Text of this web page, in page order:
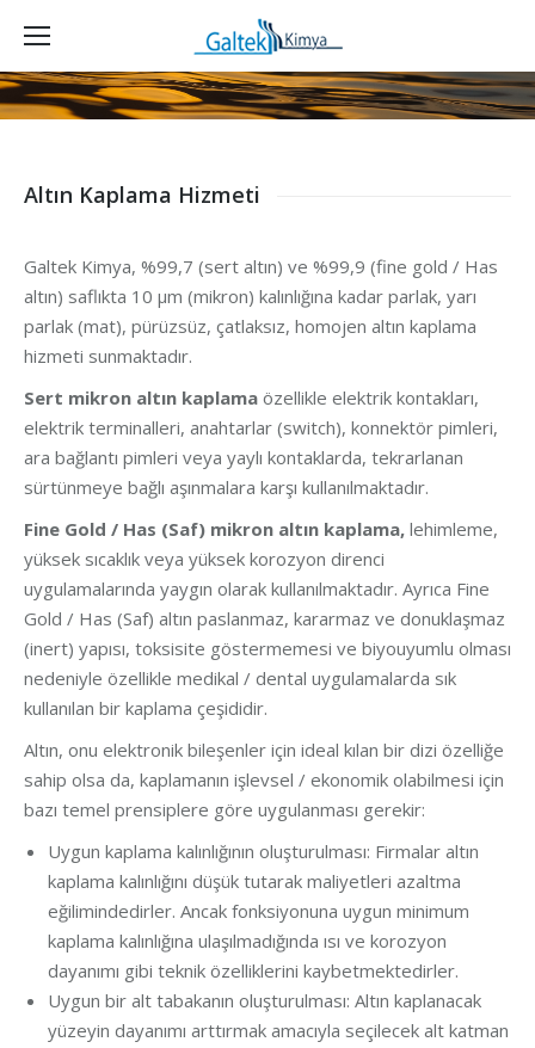
Altın Kaplama Hizmeti
Galtek Kimya, %99,7 (sert altın) ve %99,9 (fine gold / Has
altın) saflıkta 10 µm (mikron) kalınlığına kadar parlak, yarı
parlak (mat), pürüzsüz, çatlaksız, homojen altın kaplama
hizmeti sunmaktadır.
Sert mikron altın kaplama özellikle elektrik kontakları,
elektrik terminalleri, anahtarlar (switch), konnektör pimleri,
ara bağlantı pimleri veya yaylı kontaklarda, tekrarlanan
sürtünmeye bağlı aşınmalara karşı kullanılmaktadır.
Fine Gold / Has (Saf) mikron altın kaplama, lehimleme,
yüksek sıcaklık veya yüksek korozyon direnci
uygulamalarında yaygın olarak kullanılmaktadır. Ayrıca Fine
Gold / Has (Saf) altın paslanmaz, kararmaz ve donuklaşmaz
(inert) yapısı, toksisite göstermemesi ve biyouyumlu olması
nedeniyle özellikle medikal / dental uygulamalarda sık
kullanılan bir kaplama çeşididir.
Altın, onu elektronik bileşenler için ideal kılan bir dizi özelliğe
sahip olsa da, kaplamanın işlevsel / ekonomik olabilmesi için
bazı temel prensiplere göre uygulanması gerekir:
Uygun kaplama kalınlığının oluşturulması: Firmalar altın
kaplama kalınlığını düşük tutarak maliyetleri azaltma
eğilimindedirler. Ancak fonksiyonuna uygun minimum
kaplama kalınlığına ulaşılmadığında ısı ve korozyon
dayanımı gibi teknik özelliklerini kaybetmektedirler.
Uygun bir alt tabakanın oluşturulması: Altın kaplanacak
yüzeyin dayanımı arttırmak amacıyla seçilecek alt katman